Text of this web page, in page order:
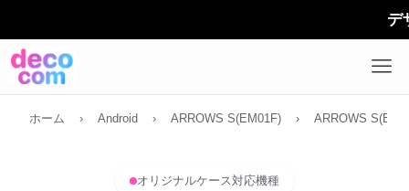
デザイン
ホーム › Android › ARROWS S(EM01F) › ARROWS
オリジナルケース対応機種